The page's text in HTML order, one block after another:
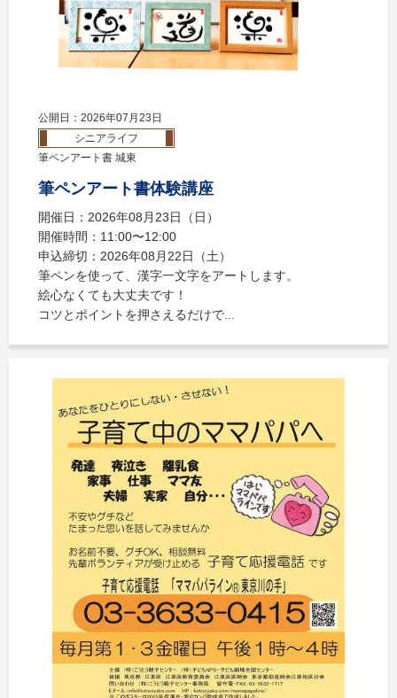
公開日：2026年07月23日
シニアライフ
筆ペンアート書 城東
筆ペンアート書体験講座
開催日：2026年08月23日（日）
開催時間：11:00〜12:00
申込締切：2026年08月22日（土）
筆ペンを使って、漢字一文字をアートします。
絵心なくても大丈夫です！
コツとポイントを押さえるだけで...